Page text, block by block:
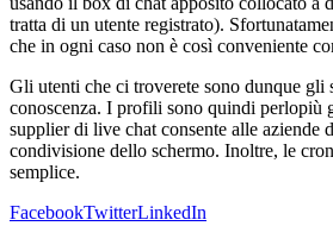
tratta di un utente registrato).
che in ogni caso non è così conveniente
Gli utenti che ci troverete sono dunque gli
conoscenza. I profili sono quindi perlopiù
supplier di live chat consente alle
condivisione dello schermo. Inoltre, le
semplice.
FacebookTwitterLinkedIn